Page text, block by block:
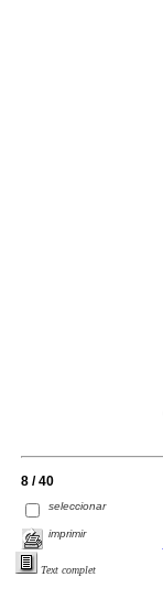
8 / 40
seleccionar
imprimir
Text complet